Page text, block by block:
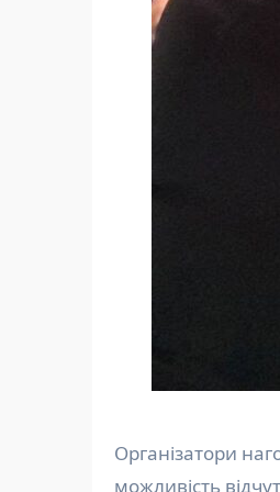
Організатори
можливість